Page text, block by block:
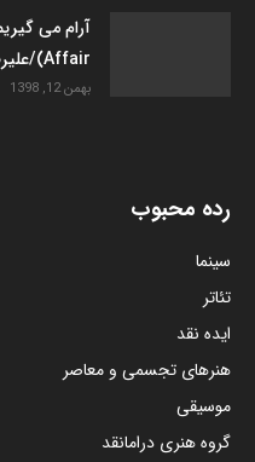
Affair)/علیرضا نراقی
بهمن 12, 1398
رده محبوب
سینما
تئاتر
ایده نقد
هنرهای تجسمی و معاصر
موسیقی
گروه هنری درامانقد